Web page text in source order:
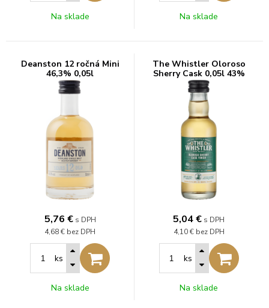
Na sklade Na sklade
Deanston 12 ročná Mini
46,3% 0,05l
5,76 € s DPH
4,68 € bez DPH
ks
Na sklade
The Whistler Oloroso
Sherry Cask 0,05l 43%
5,04€ s DPH
4,10 € bez DPH
ks
Na sklade